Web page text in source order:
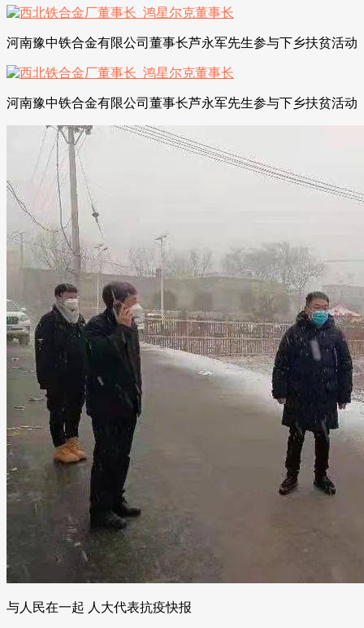
河南豫中铁合金有限公司董事长芦永军先生参与下乡扶贫活动
河南豫中铁合金有限公司董事长芦永军先生参与下乡扶贫活动
与人民在一起 人大代表抗疫快报